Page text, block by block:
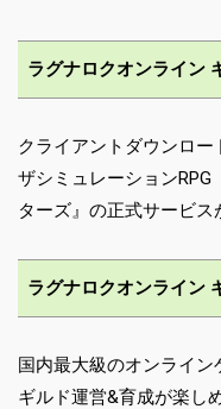
ラグナロクオンライン
クライアントダウンロ
ザシミュレーション
ターズ』の正式サービ
ラグナロクオンライン
国内最大級のオンライ
ギルド運営&育成が楽し